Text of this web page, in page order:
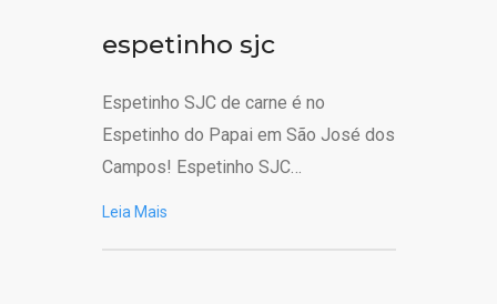
espetinho sjc
Espetinho SJC de carne é no
Espetinho do Papai em São José dos
Campos! Espetinho SJC…
Leia Mais